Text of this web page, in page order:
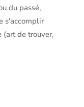
du passé,
s'accomplir
(art de trouver,